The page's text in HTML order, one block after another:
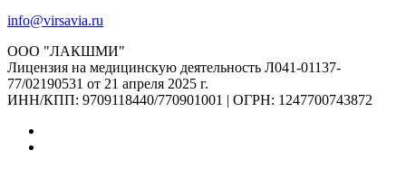
info@virsavia.ru
ООО "ЛАКШМИ"
Лицензия на медицинскую деятельность Л041-01137-
77/02190531 от 21 апреля 2025 г.
ИНН/КПП: 9709118440/770901001 | ОГРН: 1247700743872